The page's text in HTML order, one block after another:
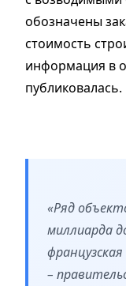
обозначены
стоимость
информация в
публиковалась.
«Ряд
миллиарда
–